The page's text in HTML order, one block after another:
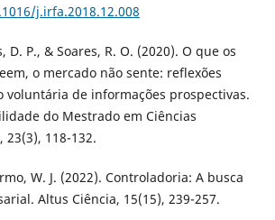
j.irfa.2018.12.008
D. P., & Soares, R. O. (2020). O que os
o mercado não sente: reflexões
voluntária de informações prospectivas.
do Mestrado em Ciências
23(3), 118-132.
W. J. (2022). Controladoria: A busca
Altus Ciência, 15(15), 239-257.